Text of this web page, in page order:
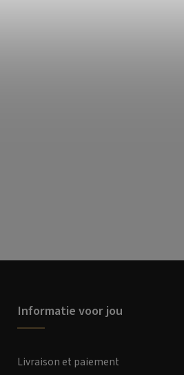
Informatie voor jou
Livraison et paiement